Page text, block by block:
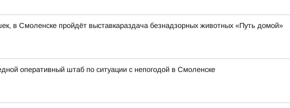
в Смоленске пройдёт выставкараздача безнадзорных животных «Путь домой»
оперативный штаб по ситуации с непогодой в Смоленске